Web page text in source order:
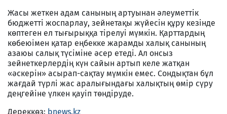
Жасы жеткен адам санының артуынан әлеуметтік
бюджетті жоспарлау, зейнетақы жүйесін құру кезінде
көптеген ел тығырыққа тірелуі мүмкін. Қарттардың
көбеюімен қатар еңбекке жарамды халық санының
азаюы салық түсіміне әсер етеді. Ал онсыз
зейнеткерлердің күн сайын артып келе жатқан
«әскерін» асырап-сақтау мүмкін емес. Сондықтан бұл
жағдай түрлі жас аралығындағы халықтың өмір сүру
деңгейіне үлкен қауіп төндіруде.
Дереккөз: bnews.kz